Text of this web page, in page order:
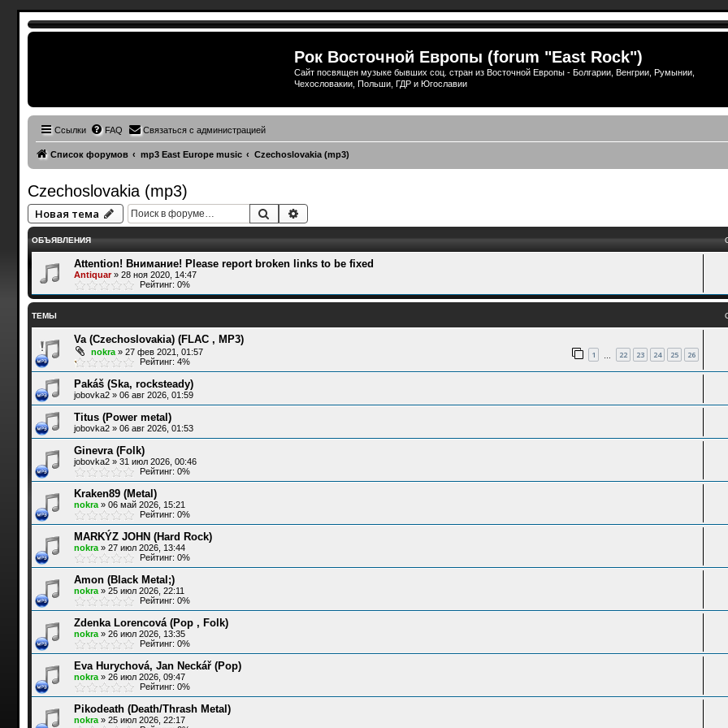
Рок Восточной Европы (forum "East Rock")
Сайт посвящен музыке бывших соц. стран из Восточной Европы - Болгарии, Венгрии, Румынии,
Чехословакии, Польши, ГДР и Югославии
Ссылки FAQ Связаться с администрацией
Список форумов mp3 East Europe music Czechoslovakia (mp3)
Czechoslovakia (mp3)
Новая тема Поиск
ОБЪЯВЛЕНИЯ
Attention! Внимание! Please report broken links to be fixed
Antiquar» 28 ноя 2020, 14:47
Рейтинг: 0%
ТЕМЫ
Va (Czechoslovakia) (FLAC , MP3)
nokra» 27 фев 2021, 01:57 1 22 23 24 25 26
Рейтинг: 4%
Pakáš (Ska, rocksteady)
jobovka2» 06 авг 2026, 01:59
Titus (Power metal)
jobovka2» 06 авг 2026, 01:53
Ginevra (Folk)
jobovka2» 31 июл 2026, 00:46
Рейтинг: 0%
Kraken89 (Metal)
nokra» 06 май 2026, 15:21
Рейтинг: 0%
MARKÝZ JOHN (Hard Rock)
nokra» 27 июл 2026, 13:44
Рейтинг: 0%
Amon (Black Metal;)
nokra» 25 июл 2026, 22:11
Рейтинг: 0%
Zdenka Lorencová (Pop , Folk)
nokra» 26 июл 2026, 13:35
Рейтинг: 0%
Eva Hurychová, Jan Neckář (Pop)
nokra» 26 июл 2026, 09:47
Рейтинг: 0%
Pikodeath (Death/Thrash Metal)
nokra» 25 июл 2026, 22:17